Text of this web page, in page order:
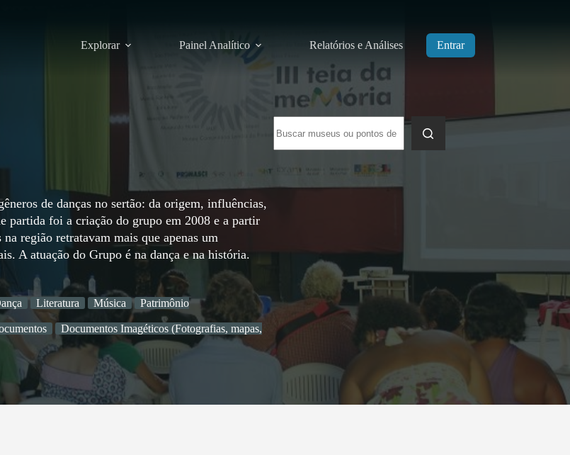
Explorar Painel Analítico Relatórios e Análises Entrar
resultados
de danças no sertão: da origem, influências,
partida foi a criação do grupo em 2008 e a partir
região retratavam mais que apenas um
A atuação do Grupo é na dança e na história.
Literatura Música
Patrimônio
Documentos Imagéticos (Fotografias, mapas,